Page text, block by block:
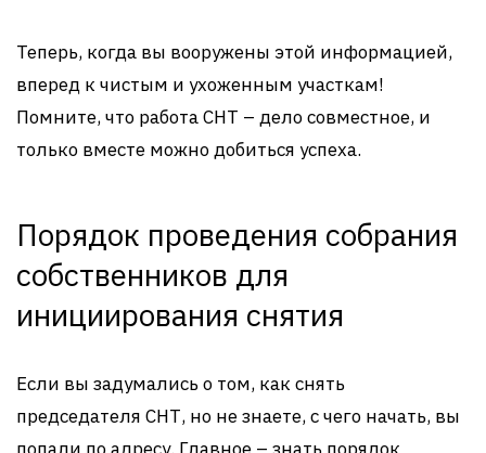
Теперь, когда вы вооружены этой информацией,
вперед к чистым и ухоженным участкам!
Помните, что работа СНТ – дело совместное, и
только вместе можно добиться успеха.
Порядок проведения собрания
собственников для
инициирования снятия
Если вы задумались о том, как снять
председателя СНТ, но не знаете, с чего начать, вы